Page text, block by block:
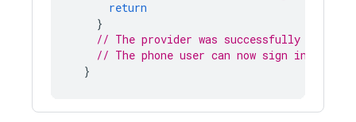
return
}
// The provider was successfully linked.
// The phone user can now sign in with
}